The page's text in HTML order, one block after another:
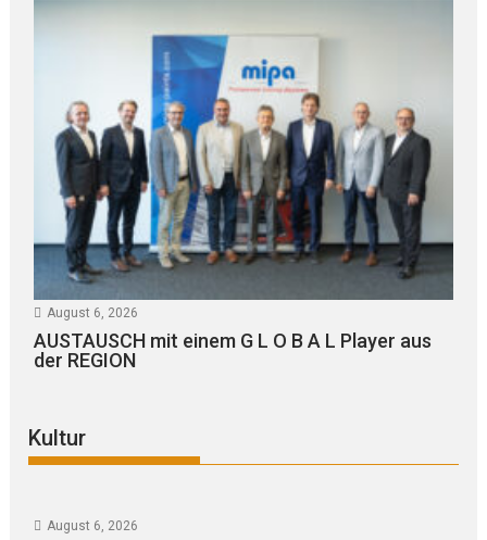
August 6, 2026
AUSTAUSCH mit einem G L O B A L Player aus
der REGION
Kultur
August 6, 2026